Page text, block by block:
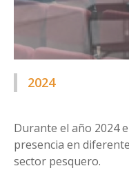
2024
Durante el año 2024
presencia en
sector pesquero.